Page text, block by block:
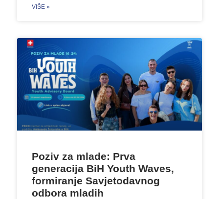
VIŠE »
Poziv za mlade: Prva
generacija BiH Youth Waves,
formiranje Savjetodavnog
odbora mladih